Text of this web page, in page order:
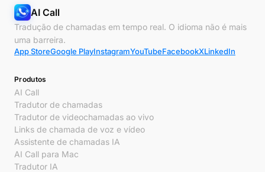
AI Call
Tradução de chamadas em tempo real. O idioma não é mais
uma barreira.
App StoreGoogle PlayInstagramYouTubeFacebookXLinkedIn
Produtos
AI Call
Tradutor de chamadas
Tradutor de videochamadas ao vivo
Links de chamada de voz e vídeo
Assistente de chamadas IA
AI Call para Mac
Tradutor IA